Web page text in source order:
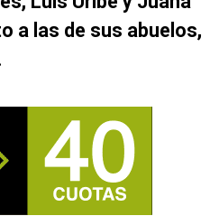
a las de sus abuelos,